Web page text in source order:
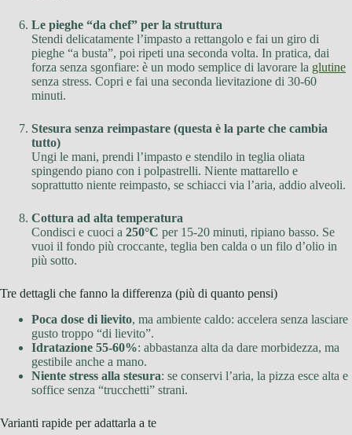
Le pieghe “da chef” per la struttura
Stendi delicatamente l’impasto a rettangolo e fai un giro di
pieghe “a busta”, poi ripeti una seconda volta. In pratica, dai
forza senza sgonfiare: è un modo semplice di lavorare la glutine
senza stress. Copri e fai una seconda lievitazione di 30-60
minuti.
Stesura senza reimpastare (questa è la parte che cambia
tutto)
Ungi le mani, prendi l’impasto e stendilo in teglia oliata
spingendo piano con i polpastrelli. Niente mattarello e
soprattutto niente reimpasto, se schiacci via l’aria, addio alveoli.
Cottura ad alta temperatura
Condisci e cuoci a 250°C per 15-20 minuti, ripiano basso. Se
vuoi il fondo più croccante, teglia ben calda o un filo d’olio in
più sotto.
Tre dettagli che fanno la differenza (più di quanto pensi)
Poca dose di lievito, ma ambiente caldo: accelera senza lasciare
gusto troppo “di lievito”.
Idratazione 55-60%: abbastanza alta da dare morbidezza, ma
gestibile anche a mano.
Niente stress alla stesura: se conservi l’aria, la pizza esce alta e
soffice senza “trucchetti” strani.
Varianti rapide per adattarla a te